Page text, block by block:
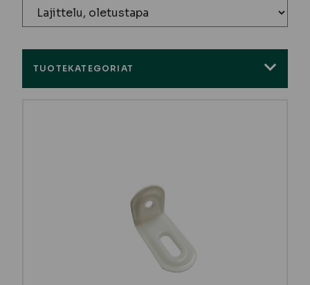
TUOTEKATEGORIAT